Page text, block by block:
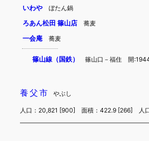
いわや ぼたん鍋
ろあん松田 篠山店 蕎麦
一会庵 蕎麦
篠山線（国鉄） 篠山口－福住 開
養父市 やぶし
人口：20,821 [900] 面積：422.9 [266] 人